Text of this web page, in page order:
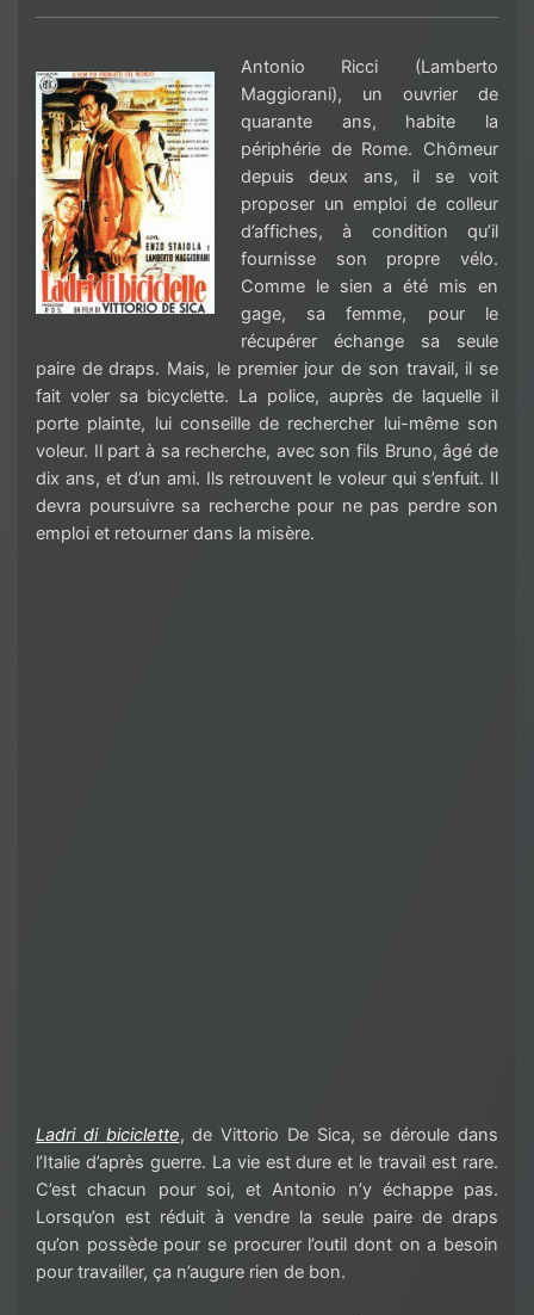
Antonio Ricci (Lamberto
Maggiorani), un ouvrier de
quarante ans, habite la
périphérie de Rome. Chômeur
depuis deux ans, il se voit
proposer un emploi de colleur
d’affiches, à condition qu’il
fournisse son propre vélo.
Comme le sien a été mis en
gage, sa femme, pour le
récupérer échange sa seule
paire de draps. Mais, le premier jour de son travail, il se
fait voler sa bicyclette. La police, auprès de laquelle il
porte plainte, lui conseille de rechercher lui-même son
voleur. Il part à sa recherche, avec son fils Bruno, âgé de
dix ans, et d’un ami. Ils retrouvent le voleur qui s’enfuit. Il
devra poursuivre sa recherche pour ne pas perdre son
emploi et retourner dans la misère.
Ladridi biciclette, de Vittorio De Sica, se déroule dans
l’Italie d’après guerre. La vie est dure et le travail est rare.
C’est chacun pour soi, et Antonio n’y échappe pas.
Lorsqu’on est réduit à vendre la seule paire de draps
qu’on possède pour se procurer l’outil dont on a besoin
pour travailler, ça n’augure rien de bon.